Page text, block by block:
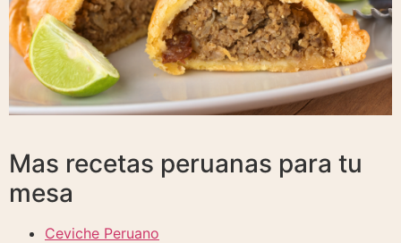
Mas recetas peruanas para tu
mesa
Ceviche Peruano